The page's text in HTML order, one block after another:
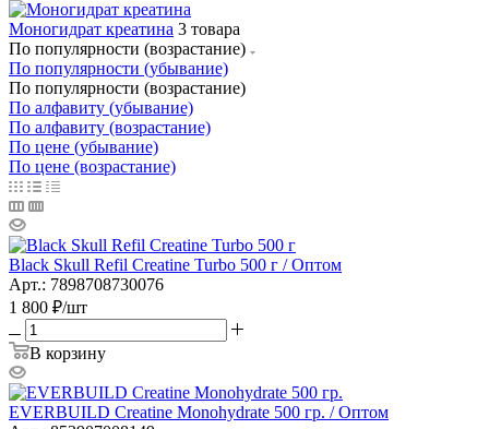
Моногидрат креатина 3 товара
По популярности (возрастание)
По популярности (убывание)
По популярности (возрастание)
По алфавиту (убывание)
По алфавиту (возрастание)
По цене (убывание)
По цене (возрастание)
Black Skull Refil Creatine Turbo 500 г / Оптом
Арт.: 7898708730076
1 800 ₽/шт
В корзину
EVERBUILD Creatine Monohydrate 500 гр. / Оптом